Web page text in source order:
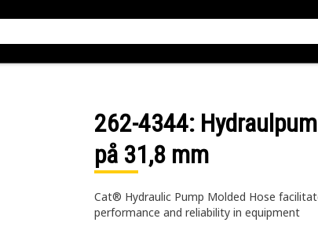
262-4344:
på 31,8 mm
Cat® Hydraulic Pump Molded Hose
performance and reliability in equipment